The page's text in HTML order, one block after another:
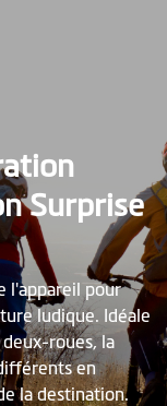
Surprise
l'appareil pour
ludique. Idéale
roues, la
en
la destination.